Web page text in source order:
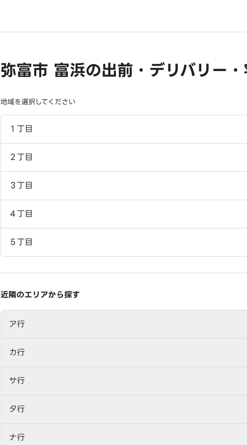
弥富市 富浜の出前・デリバリー
地域を選択してください
１丁目
２丁目
３丁目
４丁目
５丁目
近隣のエリアから探す
ア行
カ行
サ行
タ行
ナ行